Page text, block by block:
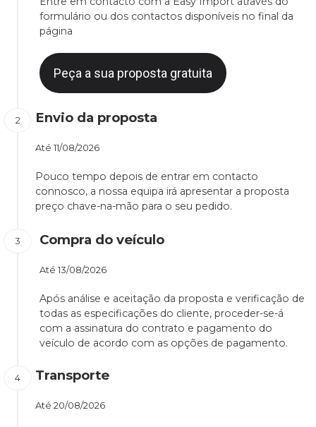
formulário ou dos contactos disponíveis no final da
página
Peça a sua proposta gratuita
Envio da proposta
Até 11/08/2026
Pouco tempo depois de entrar em contacto
connosco, a nossa equipa irá apresentar a proposta
preço chave-na-mão para o seu pedido.
Compra do veículo
Até 13/08/2026
Após análise e aceitação da proposta e verificação de
todas as especificações do cliente, proceder-se-á
com a assinatura do contrato e pagamento do
veículo de acordo com as opções de pagamento.
Transporte
Até 20/08/2026